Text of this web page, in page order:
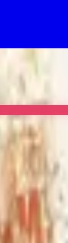
lands too.